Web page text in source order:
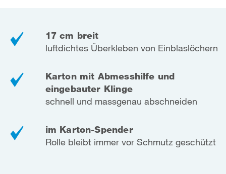
17 cm breit
luftdichtes Überkleben von Einblaslöchern
Karton mit Abmesshilfe und
eingebauter Klinge
schnell und massgenau abschneiden
im Karton-Spender
Rolle bleibt immer vor Schmutz geschützt